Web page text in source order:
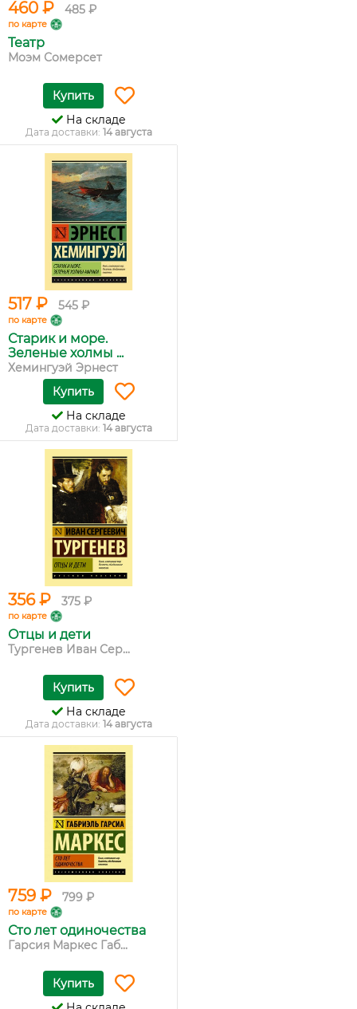
460 ₽ 485 ₽
по карте
Театр
Моэм Сомерсет
Купить
На складе
Дата доставки: 14 августа
517 ₽ 545 ₽
по карте
Старик и море.
Зеленые холмы ...
Хемингуэй Эрнест
Купить
На складе
Дата доставки: 14 августа
356 ₽ 375 ₽
по карте
Отцы и дети
Тургенев Иван Сер...
Купить
На складе
Дата доставки: 14 августа
759 ₽ 799 ₽
по карте
Сто лет одиночества
Гарсия Маркес Габ...
Купить